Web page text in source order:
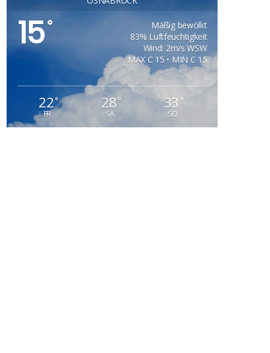
15°
Mäßig bewölkt
83% Luftfeuchtigkeit
Wind: 2m/s WSW
MAX C 15 • MIN C 15
22°
FR
28°
SA
33 °
SO